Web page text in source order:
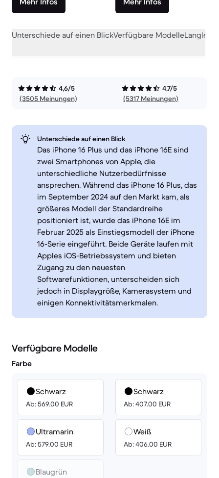
Unterschiede auf einen BlickVerfügbare Modelle
4,6/5
(3505 Meinungen)
4,7/5
(5317 Meinungen)
Unterschiede auf einen Blick
Das iPhone 16 Plus und das iPhone 16E sind
zwei Smartphones von Apple, die
unterschiedliche Nutzerbedürfnisse
ansprechen. Während das iPhone 16 Plus, das
im September 2024 auf den Markt kam, als
größeres Modell der Standardreihe
positioniert ist, wurde das iPhone 16E im
Februar 2025 als Einstiegsmodell der iPhone
16-Serie eingeführt. Beide Geräte laufen mit
Apples iOS-Betriebssystem und bieten
Zugang zu den neuesten
Softwarefunktionen, unterscheiden sich
jedoch in Displaygröße, Kamerasystem und
einigen Konnektivitätsmerkmalen.
Verfügbare Modelle
Farbe
Schwarz
Ab: 569.00 EUR
Ultramarin
Ab: 579.00 EUR
Blaugrün
Schwarz
Ab: 407.00 EUR
Weiß
Ab: 406.00 EUR